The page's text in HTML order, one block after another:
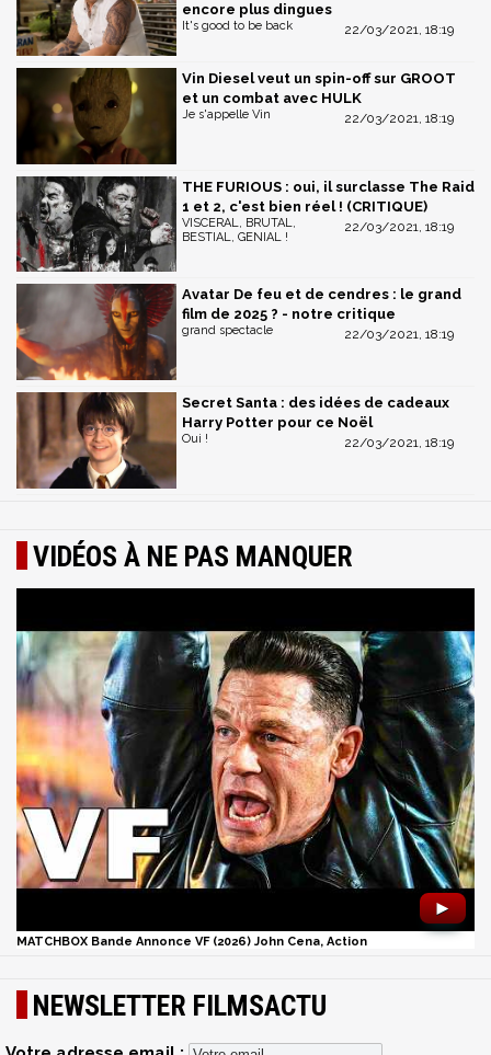
encore plus dingues
22/03/2021, 18:19
It's good to be back
Vin Diesel veut un spin-off sur GROOT
et un combat avec HULK
22/03/2021, 18:19
Je s'appelle Vin
THE FURIOUS : oui, il surclasse The Raid
1 et 2, c'est bien réel ! (CRITIQUE)
22/03/2021, 18:19
VISCERAL, BRUTAL,
BESTIAL, GENIAL !
Avatar De feu et de cendres : le grand
film de 2025 ? - notre critique
22/03/2021, 18:19
grand spectacle
Secret Santa : des idées de cadeaux
Harry Potter pour ce Noël
22/03/2021, 18:19
Oui !
VIDÉOS À NE PAS MANQUER
►
MATCHBOX Bande Annonce VF (2026) John Cena, Action
NEWSLETTER FILMSACTU